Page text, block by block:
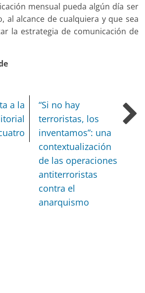
mensual pueda algún día ser
al alcance de cualquiera y que sea
la estrategia de comunicación de
a la
“Si no hay
terroristas, los
inventamos”: una
contextualización
de las operaciones
antiterroristas
contra el
anarquismo